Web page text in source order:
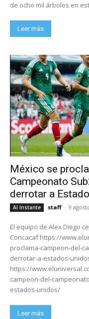
de ocho mil árboles en
Leer más
México se
Campeonato
derrotar a
Al Instante staff - 9
El equipo de Alex Diego
Concacaf https://
proclama-campeon-del-
derrotar-a-estados-unidos/ Vía
https://
campeon-del-
estados-unidos/
Leer más